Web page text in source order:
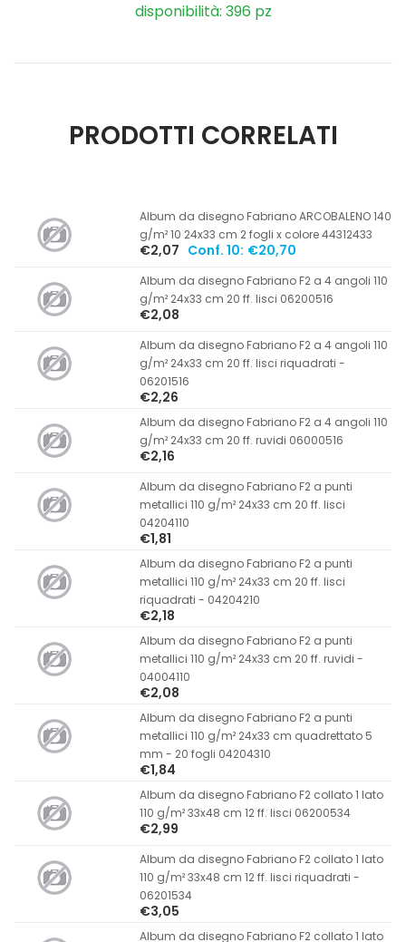
disponibilità: 396 pz
PRODOTTI CORRELATI
Album da disegno Fabriano ARCOBALENO 140
g/m² 10 24x33 cm 2 fogli x colore 44312433
€2,07 Conf. 10: €20,70
Album da disegno Fabriano F2 a 4 angoli 110
g/m² 24x33 cm 20 ff. lisci 06200516
€2,08
Album da disegno Fabriano F2 a 4 angoli 110
g/m² 24x33 cm 20 ff. lisci riquadrati -
06201516
€2,26
Album da disegno Fabriano F2 a 4 angoli 110
g/m² 24x33 cm 20 ff. ruvidi 06000516
€2,16
Album da disegno Fabriano F2 a punti
metallici 110 g/m² 24x33 cm 20 ff. lisci
04204110
€1,81
Album da disegno Fabriano F2 a punti
metallici 110 g/m² 24x33 cm 20 ff. lisci
riquadrati - 04204210
€2,18
Album da disegno Fabriano F2 a punti
metallici 110 g/m² 24x33 cm 20 ff. ruvidi -
04004110
€2,08
Album da disegno Fabriano F2 a punti
metallici 110 g/m² 24x33 cm quadrettato 5
mm - 20 fogli 04204310
€1,84
Album da disegno Fabriano F2 collato 1 lato
110 g/m² 33x48 cm 12 ff. lisci 06200534
€2,99
Album da disegno Fabriano F2 collato 1 lato
110 g/m² 33x48 cm 12 ff. lisci riquadrati -
06201534
€3,05
Album da disegno Fabriano F2 collato 1 lato